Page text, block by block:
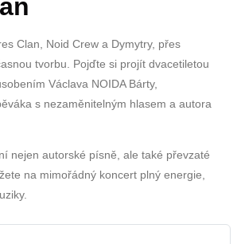
Clan, Noid Crew a Dymytry, přes
tvorbu. Pojďte si projít dvacetiletou
Václava NOIDA Bárty,
s nezaměnitelným hlasem a autora
nejen autorské písně, ale také převzaté
na mimořádný koncert plný energie,